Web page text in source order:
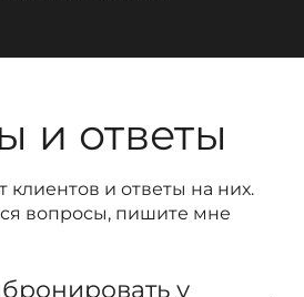
и ответы
клиентов и ответы на них.
вопросы, пишите мне
у